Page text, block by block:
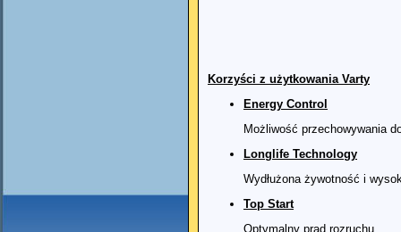
Korzyści z użytkowania Varty
Energy Control
Możliwość przechowywania
Longlife Technology
Wydłużona żywotność i
Top Start
Optymalny prąd rozruchu